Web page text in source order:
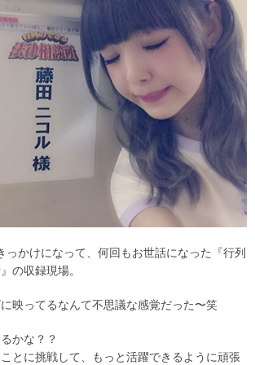
っかけになって、何回もお世話になった『行列
の収録現場。
映ってるなんて不思議な感覚だった〜笑
かな？？
とに挑戦して、もっと活躍できるように頑張